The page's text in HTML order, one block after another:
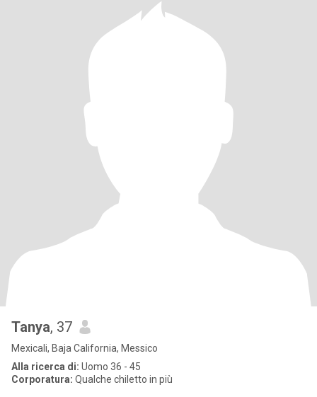
Tanya, 37
Mexicali, Baja California, Messico
Alla ricerca di: Uomo 36 - 45
Corporatura: Qualche chiletto in più